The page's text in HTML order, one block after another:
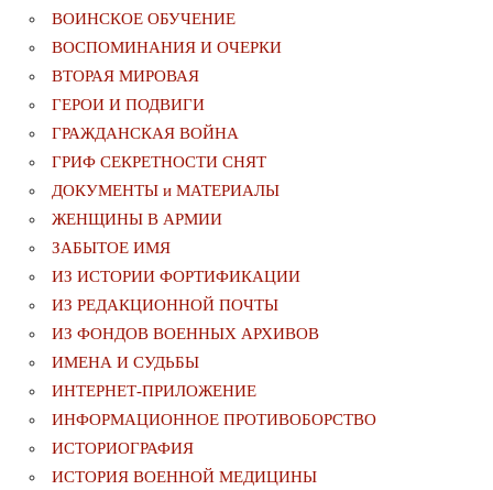
ВОИНСКОЕ ОБУЧЕНИЕ
ВОСПОМИНАНИЯ И ОЧЕРКИ
ВТОРАЯ МИРОВАЯ
ГЕРОИ И ПОДВИГИ
ГРАЖДАНСКАЯ ВОЙНА
ГРИФ СЕКРЕТНОСТИ СНЯТ
ДОКУМЕНТЫ и МАТЕРИАЛЫ
ЖЕНЩИНЫ В АРМИИ
ЗАБЫТОЕ ИМЯ
ИЗ ИСТОРИИ ФОРТИФИКАЦИИ
ИЗ РЕДАКЦИОННОЙ ПОЧТЫ
ИЗ ФОНДОВ ВОЕННЫХ АРХИВОВ
ИМЕНА И СУДЬБЫ
ИНТЕРНЕТ-ПРИЛОЖЕНИЕ
ИНФОРМАЦИОННОЕ ПРОТИВОБОРСТВО
ИСТОРИОГРАФИЯ
ИСТОРИЯ ВОЕННОЙ МЕДИЦИНЫ